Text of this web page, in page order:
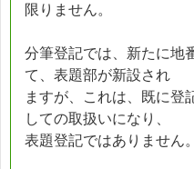
限りません。
分筆登記では、新たに地
て、表題部が新設され
ますが、これは、既に登
しての取扱いになり、
表題登記ではありません。